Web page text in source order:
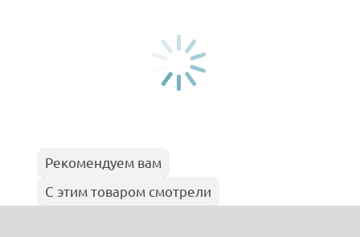
Рекомендуем вам
С этим товаром смотрели